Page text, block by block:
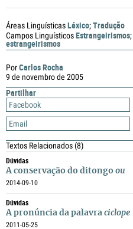
PorCarlos Rocha
9 de novembro de 2005
Partilhar
Facebook
Email
Textos Relacionados(8)
Dúvidas
A conservação do ditongo ou
2014-09-10
Dúvidas
A pronúncia da palavra ciclope
2011-05-25
Áreas LinguísticasLéxico;Tradução
Campos LinguísticosEstrangeirismos;
estrangeirismos